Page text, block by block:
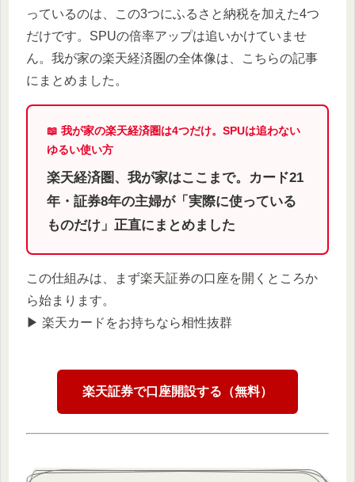
っているのは、この3つにふるさと納税を加えた4つ
だけです。SPUの倍率アップは追いかけていませ
ん。我が家の楽天経済圏の全体像は、こちらの記事
にまとめました。
📖 我が家の楽天経済圏は4つだけ。SPUは追わない
ゆるい使い方
楽天経済圏、我が家はここまで。カード21
年・証券8年の主婦が「実際に使っている
ものだけ」正直にまとめました
この仕組みは、まず楽天証券の口座を開くところか
ら始まります。
▶︎ 楽天カードをお持ちなら相性抜群
楽天証券で口座開設する（無料）